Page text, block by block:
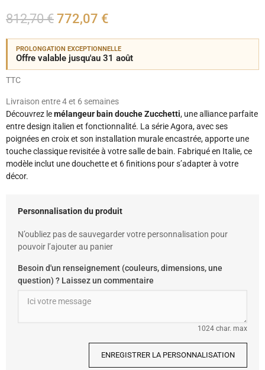
812,70 € 772,07 €
PROLONGATION EXCEPTIONNELLE
Offre valable jusqu'au 31 août
TTC
Livraison entre 4 et 6 semaines
Découvrez lemélangeur bain douche Zucchetti, une alliance parfaite
entre design italien et fonctionnalité. La série Agora, avec ses
poignées en croix et son installation murale encastrée, apporte une
touche classique revisitée à votre salle de bain. Fabriqué en Italie, ce
modèle inclut une douchette et 6 finitions pour s’adapter à votre
décor.
Personnalisation du produit
N’oubliez pas de sauvegarder votre personnalisation pour
pouvoir l’ajouter au panier
Besoin d'un renseignement (couleurs, dimensions, une
question) ? Laissez un commentaire
1024 char. max
ENREGISTRER LA PERSONNALISATION